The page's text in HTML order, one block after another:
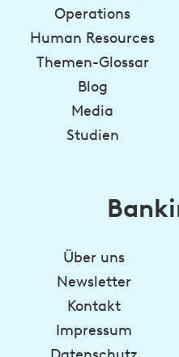
Operations
Human Resources
Themen-Glossar
Blog
Media
Studien
Über uns
Newsletter
Kontakt
Impressum